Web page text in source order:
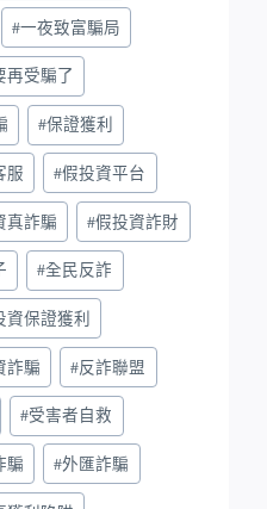
#一夜致富騙局
再受騙了
#保證獲利
服 #假投資平台
真詐騙 #假投資詐財
#全民反詐
資保證獲利
詐騙 #反詐聯盟
#受害者自救
騙 #外匯詐騙